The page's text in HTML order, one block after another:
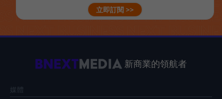
立即訂閱 >>
新商業的領航者
媒體